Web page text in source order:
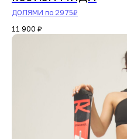
ДОЛЯМИ по 2975₽
11 900 ₽